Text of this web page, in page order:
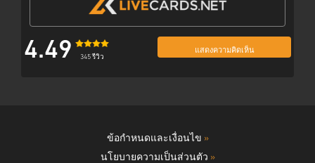
4.49 345 รีวิว
แสดงความคิดเห็น
ข้อกำหนดและเงื่อนไข »
นโยบายความเป็นส่วนตัว »